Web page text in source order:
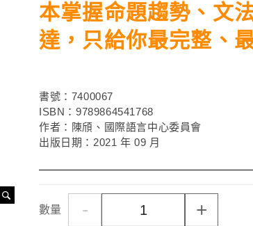
本掌握命題趨勢、文
達，只給你最完整、
書號：7400067
ISBN：9789864541768
作者：陳頎、國際語言中心委員會
出版日期：2021 年 09 月
數量 - +